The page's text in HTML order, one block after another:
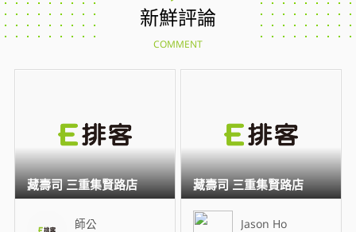
新鮮評論
COMMENT
師公
藏壽司 三重集賢路店
Jason Ho
藏壽司 三重集賢路店